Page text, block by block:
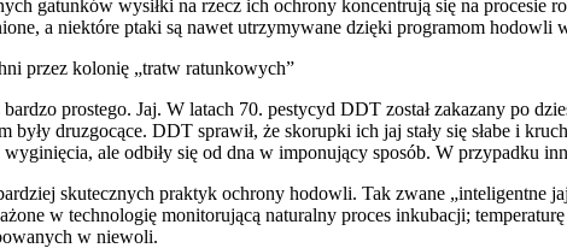
gatunków wysiłki na rzecz ich ochrony koncentrują się na procesie
a niektóre ptaki są nawet utrzymywane dzięki programom hodowli
przez kolonię „tratw ratunkowych”
prostego. Jaj. W latach 70. pestycyd DDT został zakazany po
druzgocące. DDT sprawił, że skorupki ich jaj stały się słabe i
ale odbiły się od dna w imponujący sposób. W przypadku
skutecznych praktyk ochrony hodowli. Tak zwane „inteligentne
w technologię monitorującą naturalny proces inkubacji;
w niewoli.